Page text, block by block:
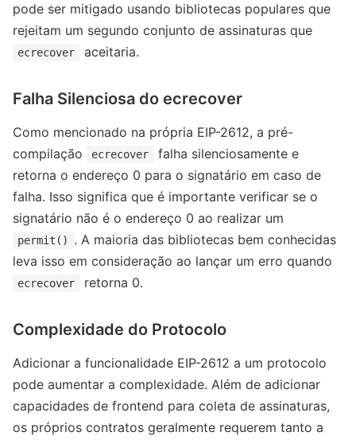
pode ser mitigado usando bibliotecas populares que
rejeitam um segundo conjunto de assinaturas que
ecrecover aceitaria.
Falha Silenciosa do ecrecover
Como mencionado na própria EIP-2612, a pré-
compilação
ecrecover
falha silenciosamente e
retorna o endereço 0 para o signatário em caso de
falha. Isso significa que é importante verificar se o
signatário não é o endereço 0 ao realizar um
permit()
. A maioria das bibliotecas bem conhecidas
leva isso em consideração ao lançar um erro quando
ecrecover retorna 0.
Complexidade do Protocolo
Adicionar a funcionalidade EIP-2612 a um protocolo
pode aumentar a complexidade. Além de adicionar
capacidades de frontend para coleta de assinaturas,
os próprios contratos geralmente requerem tanto a